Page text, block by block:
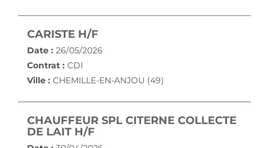
CARISTE H/F
Date : 26/05/2026
Contrat : CDI
Ville : CHEMILLE-EN-ANJOU (49)
CHAUFFEUR SPL CITERNE COLLECTE
DE LAIT H/F